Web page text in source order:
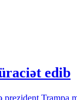
edib